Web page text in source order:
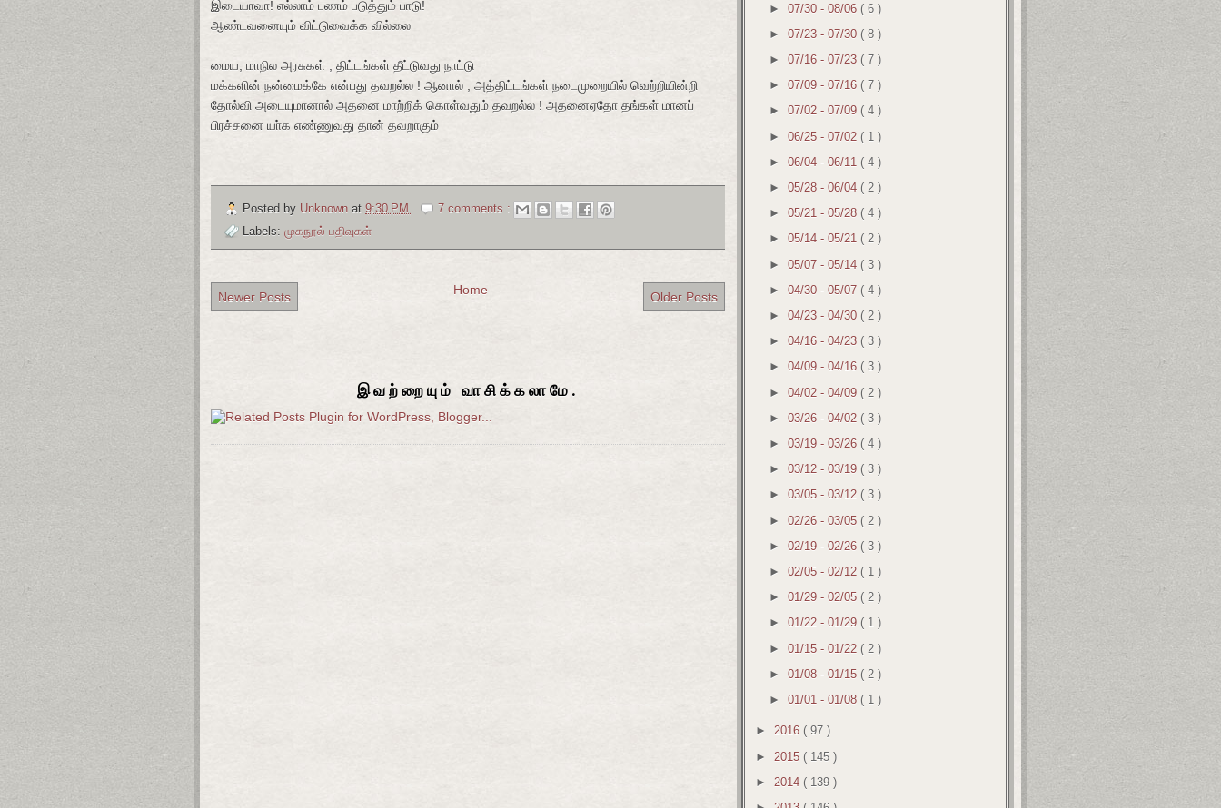
இடையாவா! எல்லாம் பணம் படுத்தும் பாடு!
ஆண்டவனையும் விட்டுவைக்க வில்லை
மைய, மாநில அரசுகள் , திட்டங்கள் தீட்டுவது நாட்டு
மக்களின் நன்மைக்கே என்பது தவறல்ல ! ஆனால் , அத்திட்டங்கள் நடைமுறையில் வெற்றியின்றி
தோல்வி அடையுமானால் அதனை மாற்றிக் கொள்வதும் தவறல்ல ! அதனைஏதோ தங்கள் மானப்
பிரச்சனை யா்க எண்ணுவது தான் தவறாகும்
Posted by Unknown at 9:30 PM
7 comments :
Labels: முகநூல் பதிவுகள்
Newer Posts Older Posts
Home
இவற்றையும் வாசிக்கலாமே.
►07/30 - 08/06 ( 6 )
►07/23 - 07/30 ( 8 )
►07/16 - 07/23 ( 7 )
►07/09 - 07/16 ( 7 )
►07/02 - 07/09 ( 4 )
►06/25 - 07/02 ( 1 )
►06/04 - 06/11 ( 4 )
►05/28 - 06/04 ( 2 )
►05/21 - 05/28 ( 4 )
►05/14 - 05/21 ( 2 )
►05/07 - 05/14 ( 3 )
►04/30 - 05/07 ( 4 )
►04/23 - 04/30 ( 2 )
►04/16 - 04/23 ( 3 )
►04/09 - 04/16 ( 3 )
►04/02 - 04/09 ( 2 )
►03/26 - 04/02 ( 3 )
►03/19 - 03/26 ( 4 )
►03/12 - 03/19 ( 3 )
►03/05 - 03/12 ( 3 )
►02/26 - 03/05 ( 2 )
►02/19 - 02/26 ( 3 )
►02/05 - 02/12 ( 1 )
►01/29 - 02/05 ( 2 )
►01/22 - 01/29 ( 1 )
►01/15 - 01/22 ( 2 )
►01/08 - 01/15 ( 2 )
►01/01 - 01/08 ( 1 )
► 2016 ( 97 )
► 2015 ( 145 )
► 2014 ( 139 )